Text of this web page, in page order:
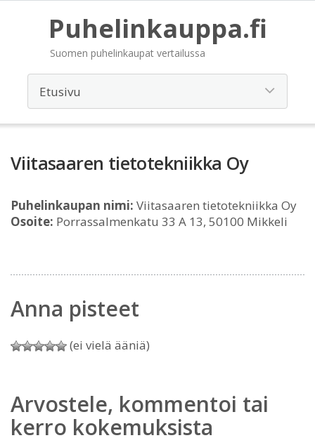
Puhelinkauppa.fi
Suomen puhelinkaupat vertailussa
Viitasaaren tietotekniikka Oy
Puhelinkaupan nimi: Viitasaaren tietotekniikka Oy
Osoite: Porrassalmenkatu 33 A 13, 50100 Mikkeli
Anna pisteet
(ei vielä ääniä)
Arvostele, kommentoi tai
kerro kokemuksista